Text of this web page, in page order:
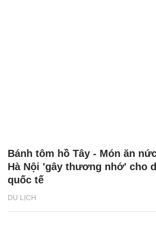
DU LỊCH
Bánh tôm hồ Tây - Món ăn
Hà Nội 'gây thương nhớ' cho
quốc tế